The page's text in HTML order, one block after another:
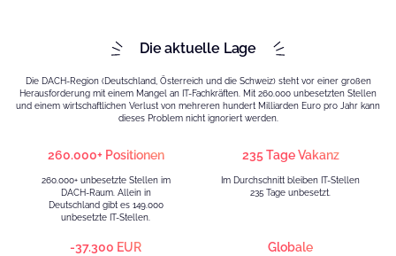
Die aktuelle Lage
Die DACH-Region (Deutschland, Österreich und die Schweiz) steht vor einer großen
Herausforderung mit einem Mangel an IT-Fachkräften. Mit 260.000 unbesetzten Stellen
und einem wirtschaftlichen Verlust von mehreren hundert Milliarden Euro pro Jahr kann
dieses Problem nicht ignoriert werden.
260.000+ Positionen
260.000+ unbesetzte Stellen im
DACH-Raum. Allein in
Deutschland gibt es 149.000
unbesetzte IT-Stellen.
235 Tage Vakanz
Im Durchschnitt bleiben IT-Stellen
235 Tage unbesetzt.
-37.300 EUR
Globale